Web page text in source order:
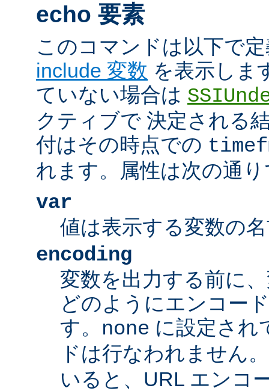
echo 要素
このコマンドは以下で
include 変数 を表示しま
ていない場合は
クティブで 決定される
付はその時点での
れます。属性は次の通
var
値は表示する変数の
encoding
変数を出力する前に
どのようにエンコー
す。 none に設定され
ドは行なわれません
いると、URL エンコ